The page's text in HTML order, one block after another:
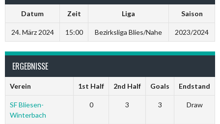
Datum Zeit Liga Saison
24. März 2024 15:00 Bezirksliga Blies/Nahe 2023/2024
ERGEBNISSE
Verein 1st Half 2nd Half Goals Endstand
SF Bliesen-
Winterbach
0 3 3 Draw